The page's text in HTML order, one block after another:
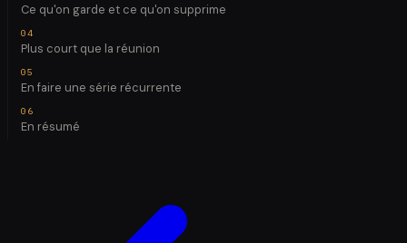
Ce qu'on garde et ce qu'on supprime
Plus court que la réunion
En faire une série récurrente
En résumé